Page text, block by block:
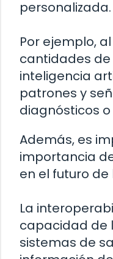
personalizada.
Por ejemplo,
cantidades
inteligencia
patrones y
diagnósticos
Además, es
importancia
en el futuro
La
capacidad de
sistemas de